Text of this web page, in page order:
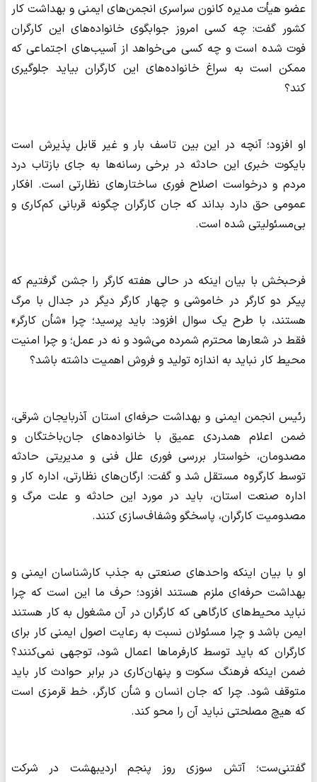
عضو هیأت مدیره کانون سراسری انجمن‌های ایمنی و بهداشت کار
کشور گفت: چه کسی امروز جوابگوی خانواده‌های این کارگران
فوت شده است و چه کسی می‌خواهد از آسیب‌های اجتماعی که
ممکن است به سراغ خانواده‌های این کارگران بیاید جلوگیری
کند؟
او افزود؛ آنچه در این بین تاسف بار و غیر قابل پذیرش است
بایکوت خبری این حادثه در برخی رسانه‌ها به جای بازتاب درد
مردم و درخواست اصلاح فوری ساختارهای نظارتی است. افکار
عمومی حق دارد بداند که جان کارگران چگونه قربانی کم‌کاری و
بی‌مسئولیتی شده است.
فرحبخش با بیان اینکه در حالی هفته کارگر را جشن گرفتیم که
پیکر دو کارگر در خاموشی و چهار کارگر دیگر در جدال با مرگ
هستند، با طرح یک سوال افزود: باید پرسید؛ چرا «شأن کارگر»
فقط در شعارها محترم شمرده می‌شود و نه در عمل؛ و چرا امنیت
محیط کار نباید به اندازه تولید و فروش اهمیت داشته باشد؟
رئیس انجمن ایمنی و بهداشت حرفه‌ای استان آذربایجان شرقی،
ضمن اعلام همدردی عمیق با خانواده‌های جان‌باختگان و
مصدومان، خواستار بررسی فوری علل فنی و مدیریتی حادثه
توسط کارگروه مستقل شد و گفت: ارگان‌های نظارتی، اداره کار و
اداره صنعت استان، باید در مورد این حادثه و علت مرگ و
مصدومیت کارگران، پاسخگو وشفاف‌سازی کنند.
او با بیان اینکه واحدهای صنعتی به جذب کارشناسان ایمنی و
بهداشت حرفه‌ای ملزم هستند افزود؛ حرف ما این است که چرا
نباید محیط‌های کارگاهی که کارگران در آن مشغول به کار هستند
ایمن باشد و چرا مسئولان نسبت به رعایت اصول ایمنی کار برای
کارگران که باید توسط کارفرماها اعمال شود، توجهی نمی‌کنند؟
ضمن اینکه فرهنگ سکوت و پنهان‌کاری در برابر حوادث کار باید
متوقف شود. چرا که جان انسان و شأن کارگر، خط قرمزی است
که هیچ مصلحتی نباید آن را محو کند.
گفتنی‌ست؛ آتش سوزی روز پنجم اردیبهشت در شرکت